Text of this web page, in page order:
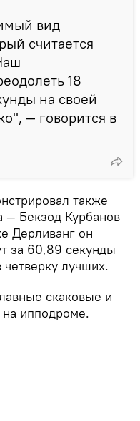
вид
считается
18
на своей
— говорится в
также
— Бекзод Курбанов
Дерливанг он
за 60,89 секунды
лучших.
скаковые и
ипподроме.